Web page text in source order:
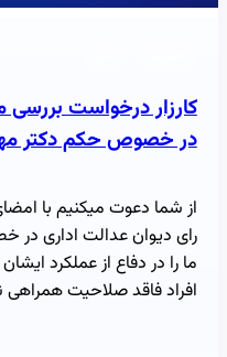
کارزار درخواست
در خصوص حکم دکتر
از شما دعوت میکنیم با
رای دیوان عدالت اداری
ما را در دفاع از عملکرد
افراد فاقد صلاحیت همراهی